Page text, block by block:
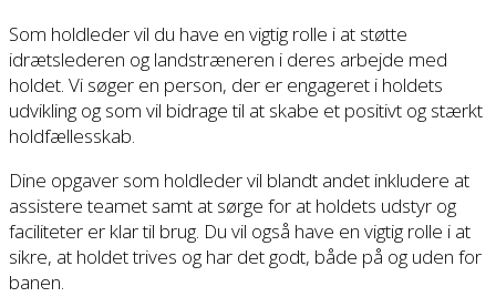
Som holdleder vil du have en vigtig rolle i at støtte
idrætslederen og landstræneren i deres arbejde med
holdet. Vi søger en person, der er engageret i holdets
udvikling og som vil bidrage til at skabe et positivt og stærkt
holdfællesskab.
Dine opgaver som holdleder vil blandt andet inkludere at
assistere teamet samt at sørge for at holdets udstyr og
faciliteter er klar til brug. Du vil også have en vigtig rolle i at
sikre, at holdet trives og har det godt, både på og uden for
banen.